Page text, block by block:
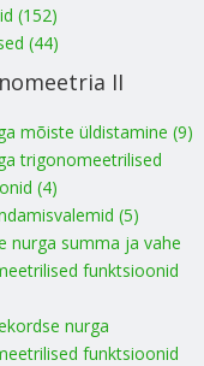
(152)
(44)
II
mõiste üldistamine (9)
trigonomeetrilised
(4)
(5)
nurga summa ja vahe
funktsioonid
nurga
funktsioonid